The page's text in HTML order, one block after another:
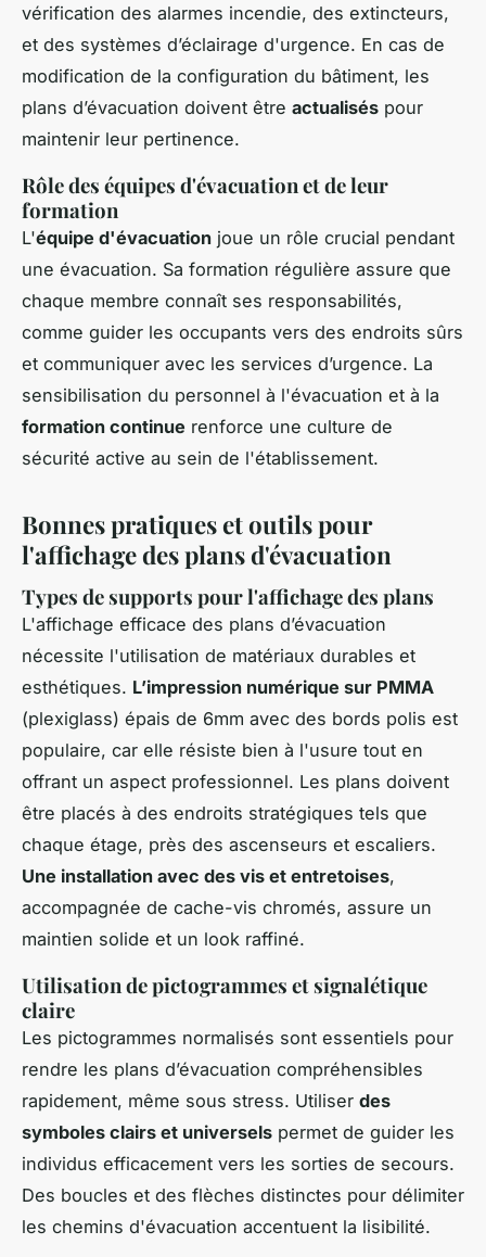
vérification des alarmes incendie, des extincteurs,
et des systèmes d’éclairage d'urgence. En cas de
modification de la configuration du bâtiment, les
plans d’évacuation doivent être actualisés pour
maintenir leur pertinence.
Rôle des équipes d'évacuation et de leur
formation
L'équipe d'évacuation joue un rôle crucial pendant
une évacuation. Sa formation régulière assure que
chaque membre connaît ses responsabilités,
comme guider les occupants vers des endroits sûrs
et communiquer avec les services d’urgence. La
sensibilisation du personnel à l'évacuation et à la
formation continue renforce une culture de
sécurité active au sein de l'établissement.
Bonnes pratiques et outils pour
l'affichage des plans d'évacuation
Types de supports pour l'affichage des plans
L'affichage efficace des plans d’évacuation
nécessite l'utilisation de matériaux durables et
esthétiques. L’impression numérique sur PMMA
(plexiglass) épais de 6mm avec des bords polis est
populaire, car elle résiste bien à l'usure tout en
offrant un aspect professionnel. Les plans doivent
être placés à des endroits stratégiques tels que
chaque étage, près des ascenseurs et escaliers.
Une installation avec des vis et entretoises,
accompagnée de cache-vis chromés, assure un
maintien solide et un look raffiné.
Utilisation de pictogrammes et signalétique
claire
Les pictogrammes normalisés sont essentiels pour
rendre les plans d’évacuation compréhensibles
rapidement, même sous stress. Utiliser des
symboles clairs et universels permet de guider les
individus efficacement vers les sorties de secours.
Des boucles et des flèches distinctes pour délimiter
les chemins d'évacuation accentuent la lisibilité.